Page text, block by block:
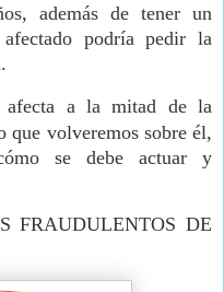
además de tener un
podría pedir la
afecta a la mitad de la
que volveremos sobre él,
se debe actuar y
FRAUDULENTOS DE